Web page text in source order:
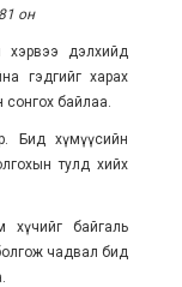
он
хэрвээ дэлхийд
гэдгийг харах
байлаа.
Бид хүмүүсийн
тулд хийх
байгаль
чадвал бид